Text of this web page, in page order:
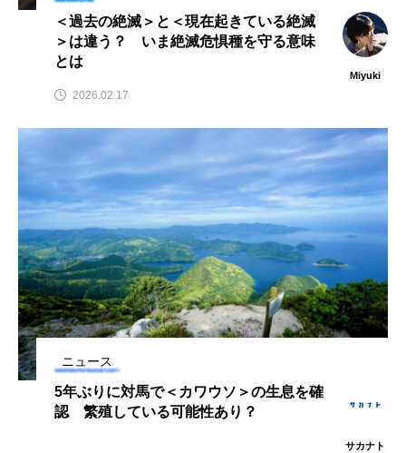
クロスジギンポ クロソイ クロダイ
ケープペンギン ゲンゴロウ コイ
コウテイペンギン コオイムシ
コガタペンギン コガネスズメダイ
コクチバス コクレン コチ
コトクラゲ コノシロ コバンザメ
コモレビクラゲ コモンイトギンポ
＜過去の絶滅＞と＜現在起きている絶滅
＞は違う？ いま絶滅危惧種を守る意味
とは
Miyuki
2026.02.17
ニュース
5年ぶりに対馬で＜カワウソ＞の生息を確
認 繁殖している可能性あり？
サカナト